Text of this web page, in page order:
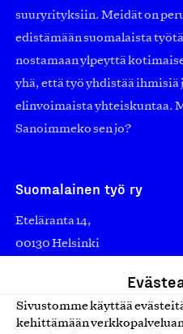
Sivustomme käyttää
kehittämään
suuryrityksiin. Meidät on
edistämään suomalaista
nostamaan ylpeyttä
yhä, että työ yhdistää ihmisiä
elinvoimaista yhteiskuntaa.
Sanoimmeko sen jo?
Suomalainen työ ry
Eteläranta 14,
00130 Helsinki
laskutus@suomalainentyo.fi